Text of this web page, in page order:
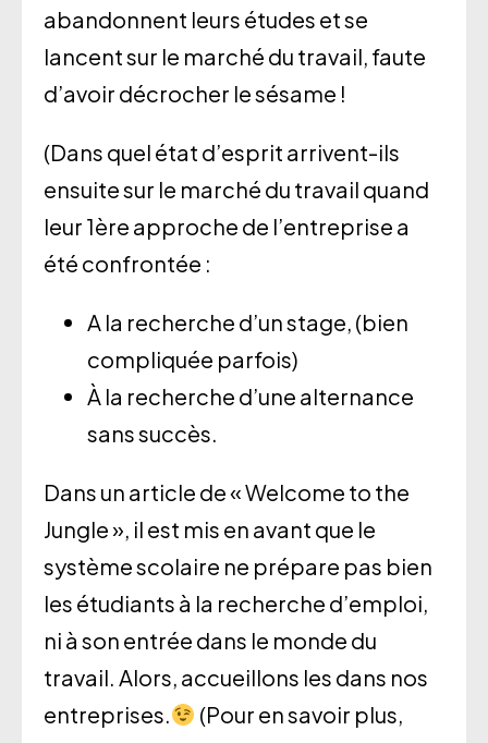
abandonnent leurs études et se
lancent sur le marché du travail, faute
d’avoir décrocher le sésame !
(Dans quel état d’esprit arrivent-ils
ensuite sur le marché du travail quand
leur 1ère approche de l’entreprise a
été confrontée :
A la recherche d’un stage, (bien
compliquée parfois)
À la recherche d’une alternance
sans succès.
Dans un article de « Welcome to the
Jungle », il est mis en avant que le
système scolaire ne prépare pas bien
les étudiants à la recherche d’emploi,
ni à son entrée dans le monde du
travail. Alors, accueillons les dans nos
entreprises.
(Pour en savoir plus,